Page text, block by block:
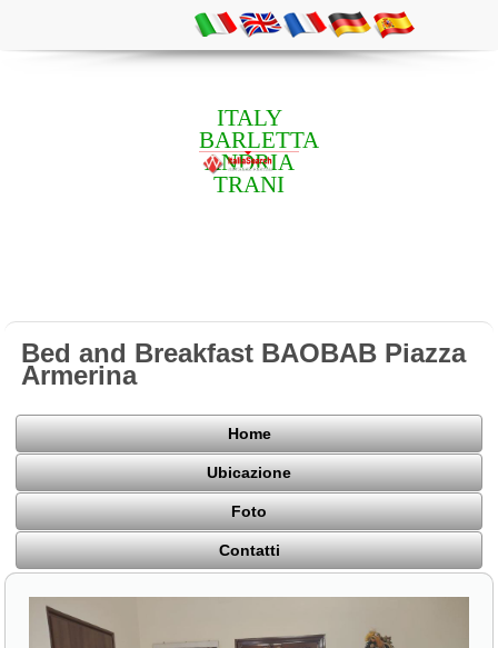
ITALY
BARLETTA
ANDRIA
TRANI
Bed and Breakfast BAOBAB Piazza
Armerina
Home
Ubicazione
Foto
Contatti